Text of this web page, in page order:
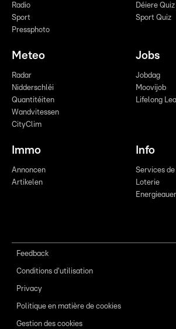
Radio
Sport
Pressphoto
Déiere Quiz
Sport Quiz
Meteo
Radar
Nidderschléi
Quantitéiten
Wandvitessen
CityClim
Jobs
Jobdag
Moovijob
Lifelong
Immo
Annoncen
Artikelen
Info
Services
Loterie
Energieauer
Feedback
Conditions d'utilisation
Privacy
Politique en matière de cookies
Gestion des cookies